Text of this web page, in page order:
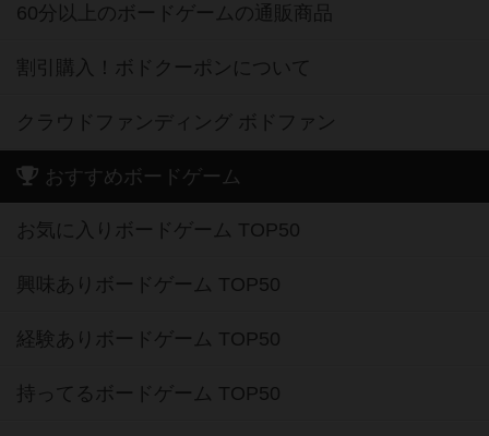
60分以上のボードゲームの通販商品
割引購入！ボドクーポンについて
クラウドファンディング ボドファン
おすすめボードゲーム
お気に入りボードゲーム TOP50
興味ありボードゲーム TOP50
経験ありボードゲーム TOP50
持ってるボードゲーム TOP50